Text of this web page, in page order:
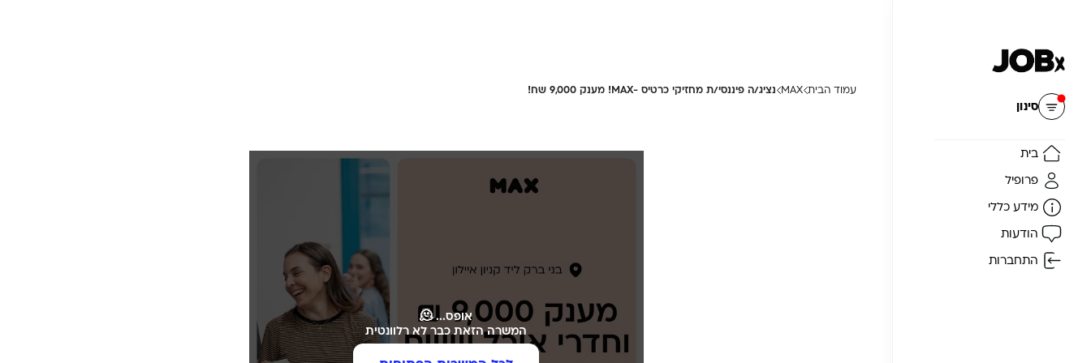
סינון
בית
פרופיל
מידע כללי
הודעות
התחברות
איפוס
עמוד הבית MAX נציג/ה פיננסי/ת מחזיקי כרטיס -MAX! מענק 9,000 שח!
אופס... 🫠
המשרה הזאת כבר לא רלוונטית